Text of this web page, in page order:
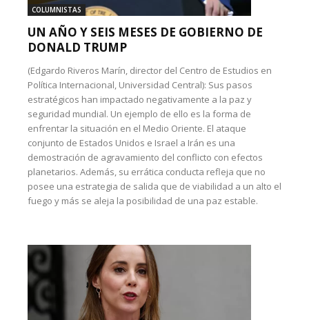
COLUMNISTAS
UN AÑO Y SEIS MESES DE GOBIERNO DE
DONALD TRUMP
(Edgardo Riveros Marín, director del Centro de Estudios en
Política Internacional, Universidad Central): Sus pasos
estratégicos han impactado negativamente a la paz y
seguridad mundial. Un ejemplo de ello es la forma de
enfrentar la situación en el Medio Oriente. El ataque
conjunto de Estados Unidos e Israel a Irán es una
demostración de agravamiento del conflicto con efectos
planetarios. Además, su errática conducta refleja que no
posee una estrategia de salida que de viabilidad a un alto el
fuego y más se aleja la posibilidad de una paz estable.